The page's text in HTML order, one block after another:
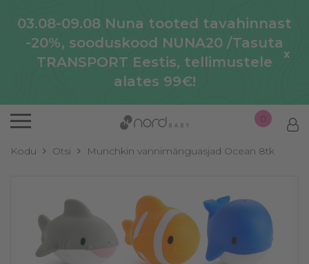
03.08-09.08 Nuna tooted tavahinnast
-20%, sooduskood NUNA20 /Tasuta
TRANSPORT Eestis, tellimustele
alates 99€!
x
0
Kodu Otsi Munchkin vannimänguasjad Ocean 8tk